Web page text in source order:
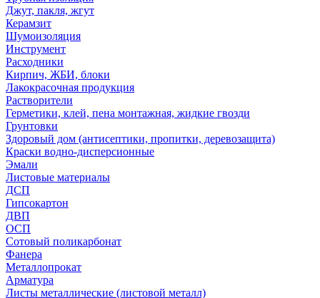
Джут, пакля, жгут
Керамзит
Шумоизоляция
Инструмент
Расходники
Кирпич, ЖБИ, блоки
Лакокрасочная продукция
Растворители
Герметики, клей, пена монтажная, жидкие гвозди
Грунтовки
Здоровый дом (антисептики, пропитки, деревозащита)
Краски водно-дисперсионные
Эмали
Листовые материалы
ДСП
Гипсокартон
ДВП
ОСП
Сотовый поликарбонат
Фанера
Металлопрокат
Арматура
Листы металлические (листовой металл)